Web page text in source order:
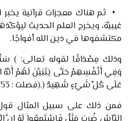
• ثم هناك معجزات قرآنية يخبر
غيبيَّة، ويخرج العلم الحديث
مكتشفوها في دين الله أفواجًا.
وذلك مِصْدَاقًا لقوله تعالى: )
وَفِي أَنْفُسِهِمْ حَتَّى يَتَبَيَّنَ لَهُمْ أَنَّهُ
عَلَى كُلِّ شَيْءٍ شَهِيدٌ(.(فصلت : 53)
فمن ذلك على سبيل المثال